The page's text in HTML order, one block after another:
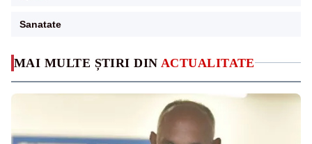
MAI MULTE ȘTIRI DIN ACTUALITATE
Sanatate